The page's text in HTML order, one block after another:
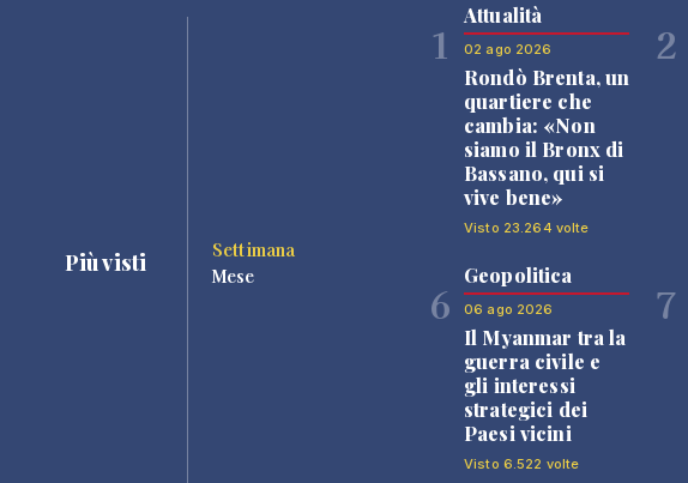
Più visti
Settimana
Mese
1
Attualità
02 ago 2026
Rondò Brenta, un
quartiere che
cambia: «Non
siamo il Bronx di
Bassano, qui si
vive bene»
Visto 23.264 volte
2
6
Geopolitica
06 ago 2026
Il Myanmar tra la
guerra civile e
gli interessi
strategici dei
Paesi vicini
Visto 6.522 volte
7